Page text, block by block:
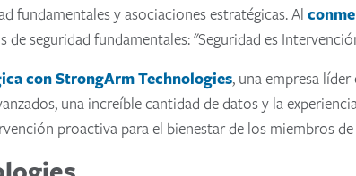
fundamentales y asociaciones estratégicas. Al
seguridad fundamentales: "Seguridad es
con StrongArm Technologies, una empresa
una increíble cantidad de datos y la
proactiva para el bienestar de los miembros